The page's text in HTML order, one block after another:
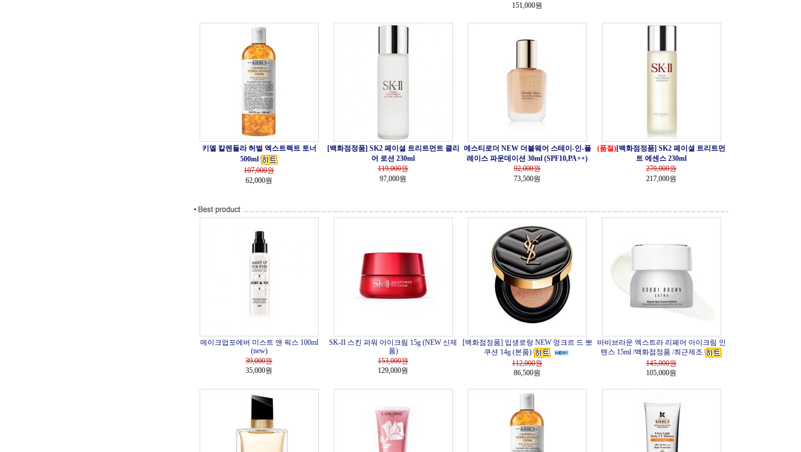
151,000원
키엘 칼렌듈라 허벌 엑스트렉트 토너
500ml
107,000원
62,000원
[백화점정품] SK2 페이셜 트리트먼트 클리
어 로션 230ml
119,000원
97,000원
에스티로더 NEW 더블웨어 스테이-인-플
레이스 파운데이션 30ml (SPF10,PA++)
92,000원
73,500원
(품절)[백화점정품] SK2 페이셜 트리트먼
트 에센스 230ml
279,000원
217,000원
메이크업포에버 미스트 앤 픽스 100ml
(new)
39,000원
35,000원
SK-II 스킨 파워 아이크림 15g (NEW 신제
품)
153,000원
129,000원
[백화점정품] 입생로랑 NEW 엉크르 드 뽀
쿠션 14g (본품)
112,000원
86,500원
바비브라운 엑스트라 리페어 아이크림 인
텐스 15ml /백화점정품 /최근제조
145,000원
105,000원